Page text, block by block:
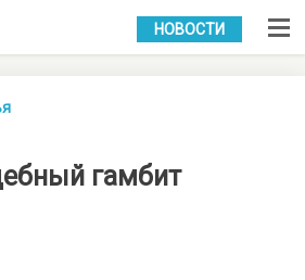
УКР РУС
НОВОСТИ
гамбит